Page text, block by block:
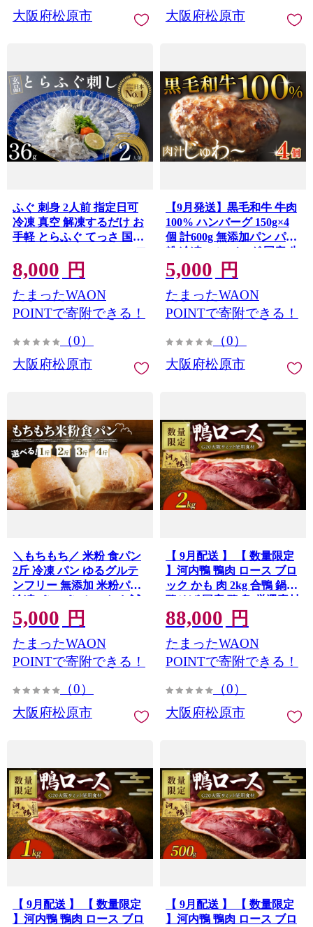
冬 旬
大阪府松原市
大阪府松原市
ふぐ 刺身 2人前 指定日可
冷凍 真空 解凍するだけ お
手軽 とらふぐ てっさ 国産
hugu fugu HUGU FUGU フ
グ刺し 刺し身 河豚 高級 鮮
魚 魚 魚介 新鮮 湯引き 家
庭用 プレゼント 鍋 大阪府
松原市 限定 下関 に並ぶ 玄
人前 フグ刺し ふく フグ 河
り寄せ 年末年始
8,000 円
たまったWAON
POINTで寄附できる！
（0）
大阪府松原市
【9月発送】黒毛和牛 牛肉
100% ハンバーグ 150g×4
個 計600g 無添加パン パン
粉 冷凍 ハンバーグ 国産 牛
肉 和牛 黒毛和牛 ハンバー
グ 個包装 小分け 真空パッ
ク 肉汁 たっぷり 簡単調理
お弁当 おかず 惣菜 晩ごは
松原市
5,000 円
たまったWAON
POINTで寄附できる！
（0）
大阪府松原市
＼もちもち／ 米粉 食パン
2斤 冷凍 パン ゆるグルテ
ンフリー 無添加 米粉パン
冷凍パン パンセット お試
し食パン ヘルシー 朝食 お
やつ 食パン 時間指定
5,000 円
たまったWAON
POINTで寄附できる！
（0）
大阪府松原市
【 9月配送 】 【 数量限定
】河内鴨 鴨肉 ロース ブロ
ック かも 肉 2kg 合鴨 鍋
鴨そば 国産 鴨 鳥 厳選素材
ツムラ本店 大阪府 松原市
88,000 円
たまったWAON
POINTで寄附できる！
（0）
大阪府松原市
【 9月配送 】 【 数量限定
】河内鴨 鴨肉 ロース ブロ
【 9月配送 】 【 数量限定
】河内鴨 鴨肉 ロース ブロ